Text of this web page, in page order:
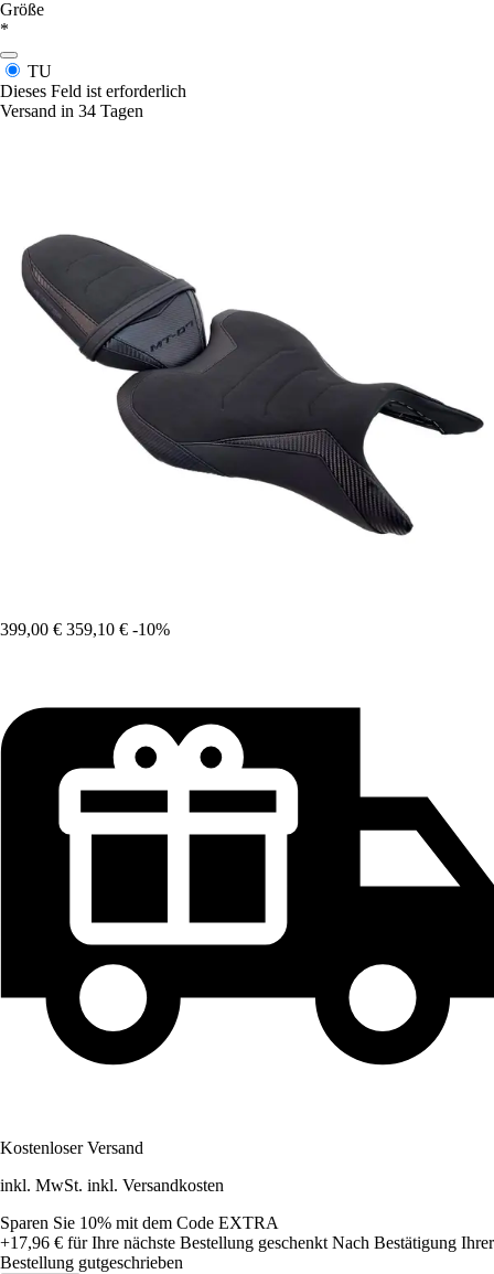
Größe
*
TU
Dieses Feld ist erforderlich
Versand in 34 Tagen
399,00 € 359,10 € -10%
Kostenloser Versand
inkl. MwSt. inkl. Versandkosten
Sparen Sie 10% mit dem Code EXTRA
+17,96 € für Ihre nächste Bestellung geschenkt Nach Bestätigung Ihrer
Bestellung gutgeschrieben